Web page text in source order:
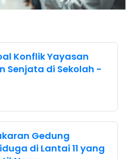
Konflik Yayasan
Senjata di Sekolah -
Gedung
di Lantai 11 yang